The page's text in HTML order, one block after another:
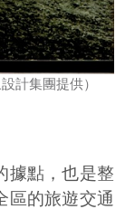
計集團提供）
據點，也是整
區的旅遊交通